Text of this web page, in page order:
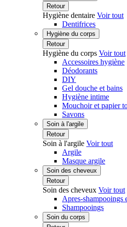
Retour
Hygiène dentaire Voir tout
Dentifrices
Hygiène du corps
Retour
Hygiène du corps Voir tout
Accessoires hygiène
Déodorants
DIY
Gel douche et bains
Hygiène intime
Mouchoir et papier
Savons
Soin à l'argile
Retour
Soin à l'argile Voir tout
Argile
Masque argile
Soin des cheveux
Retour
Soin des cheveux Voir tout
Apres-shampooings
Shampooings
Soin du corps